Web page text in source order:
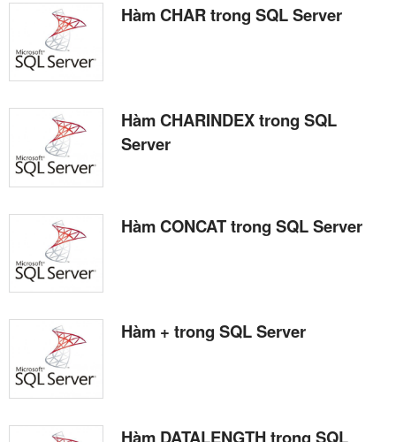
Hàm CHAR trong SQL Server
Hàm CHARINDEX trong SQL
Server
Hàm CONCAT trong SQL Server
Hàm + trong SQL Server
Hàm DATALENGTH trong SQL